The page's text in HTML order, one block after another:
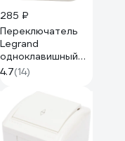
285 ₽
Переключатель
Legrand
одноклавишный
Legrand Quteo
IP20 10А 250В
накладной монтаж
слоновая кость
782234
4.7(14)